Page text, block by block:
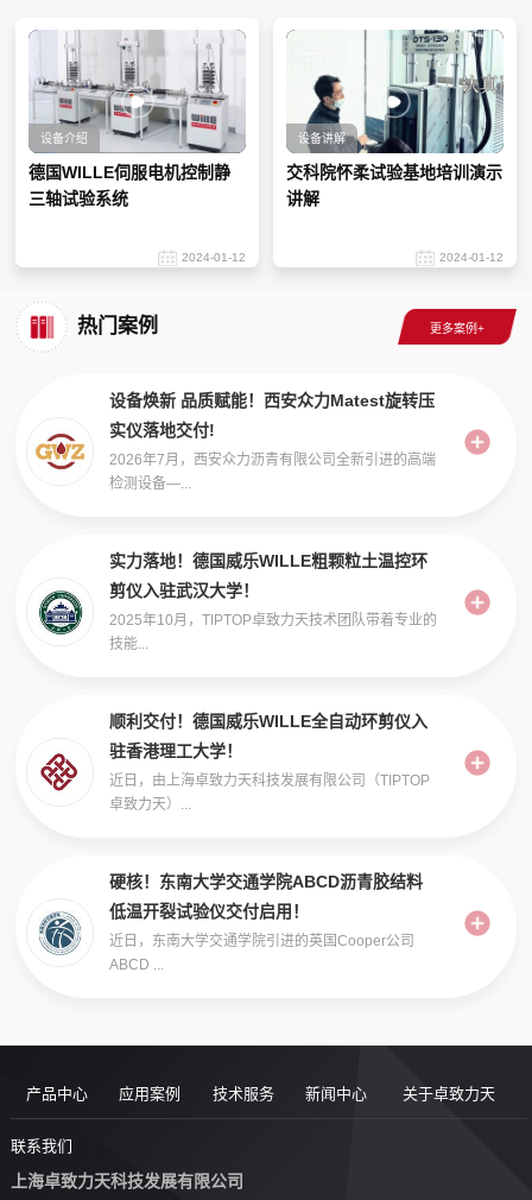
设备介绍
德国WILLE伺服电机控制静
三轴试验系统
2024-01-12
设备讲解
交科院怀柔试验基地培训演示
讲解
2024-01-12
热门案例
设备焕新 品质赋能！西安众力Matest旋转压
实仪落地交付!
2026年7月，西安众力沥青有限公司全新引进的高端
检测设备—...
实力落地！德国威乐WILLE粗颗粒土温控环
剪仪入驻武汉大学！
2025年10月，TIPTOP卓致力天技术团队带着专业的
技能...
顺利交付！德国威乐WILLE全自动环剪仪入
驻香港理工大学！
近日，由上海卓致力天科技发展有限公司（TIPTOP
卓致力天）...
硬核！东南大学交通学院ABCD沥青胶结料
低温开裂试验仪交付启用！
近日，东南大学交通学院引进的英国Cooper公司
ABCD ...
产品中心
道路现场检
测设备
沥青/沥青胶
应用案例
视频
技术服务
团队风采
新闻中心 关于卓致力天
联系我们
上海卓致力天科技发展有限公司